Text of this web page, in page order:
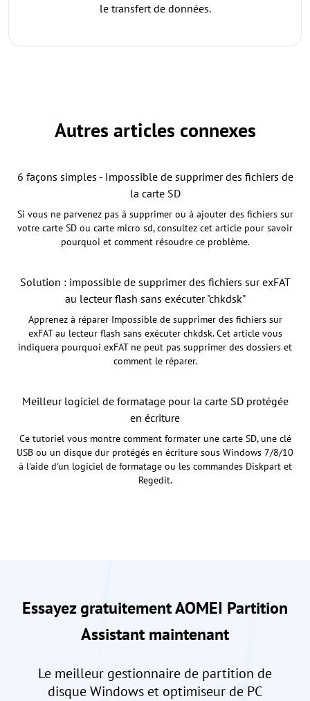
le transfert de données.
Autres articles connexes
6 façons simples - Impossible de supprimer des fichiers de
la carte SD
Si vous ne parvenez pas à supprimer ou à ajouter des fichiers sur
votre carte SD ou carte micro sd, consultez cet article pour savoir
pourquoi et comment résoudre ce problème.
Solution : impossible de supprimer des fichiers sur exFAT
au lecteur flash sans exécuter "chkdsk"
Apprenez à réparer Impossible de supprimer des fichiers sur
exFAT au lecteur flash sans exécuter chkdsk. Cet article vous
indiquera pourquoi exFAT ne peut pas supprimer des dossiers et
comment le réparer.
Meilleur logiciel de formatage pour la carte SD protégée
en écriture
Ce tutoriel vous montre comment formater une carte SD, une clé
USB ou un disque dur protégés en écriture sous Windows 7/8/10
à l'aide d'un logiciel de formatage ou les commandes Diskpart et
Regedit.
Essayez gratuitement AOMEI Partition
Assistant maintenant
Le meilleur gestionnaire de partition de
disque Windows et optimiseur de PC